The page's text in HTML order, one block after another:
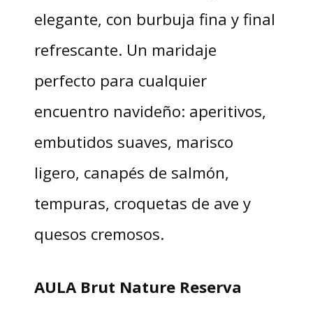
elegante, con burbuja fina y final
refrescante. Un maridaje
perfecto para cualquier
encuentro navideño: aperitivos,
embutidos suaves, marisco
ligero, canapés de salmón,
tempuras, croquetas de ave y
quesos cremosos.
AULA Brut Nature Reserva